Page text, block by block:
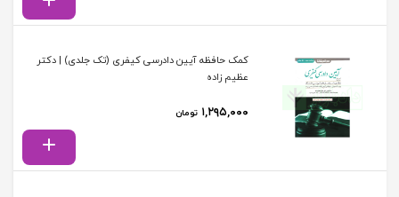
کمک حافظه آیین دادرسی کیفری (تک جلدی) | دکتر
عظیم زاده
۱,۲۹۵,۰۰۰ تومان